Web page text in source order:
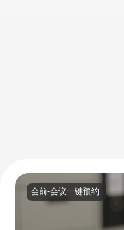
会前-会议一键预约